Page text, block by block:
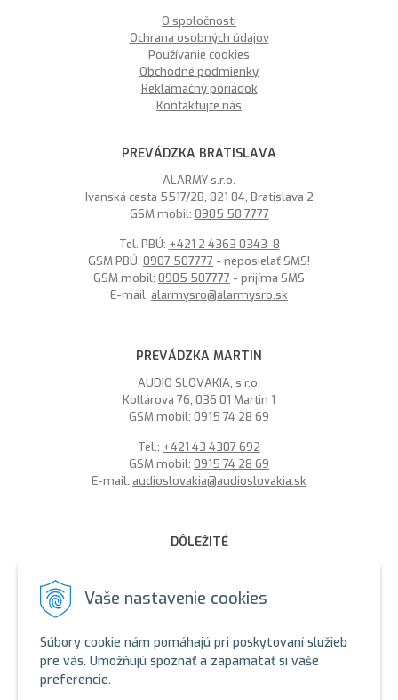
Vaše nastavenie cookies
Súbory cookie nám pomáhajú pri poskytovaní služieb
pre vás. Umožňujú spoznať a zapamätať si vaše
preferencie.
O spoločnosti
Ochrana osobných údajov
Používanie cookies
Obchodné podmienky
Reklamačný poriadok
Kontaktujte nás
PREVÁDZKA BRATISLAVA
ALARMY s.r.o.
Ivanská cesta 5517/2B, 821 04, Bratislava 2
GSM mobil: 0905 50 7777
Tel. PBÚ: +421 2 4363 0343-8
GSM PBÚ: 0907 507777 - neposielať SMS!
GSM mobil: 0905 507777 - prijíma SMS
E-mail: alarmysro@alarmysro.sk
PREVÁDZKA MARTIN
AUDIO SLOVAKIA, s.r.o.
Kollárova 76, 036 01 Martin 1
GSM mobil: 0915 74 28 69
Tel.: +421 43 4307 692
GSM mobil: 0915 74 28 69
E-mail: audioslovakia@audioslovakia.sk
DÔLEŽITÉ
Sme členmi spoločenstva SEWA, zabezpečujeme likvidáciu
sú zahrnuté v cene produktov.